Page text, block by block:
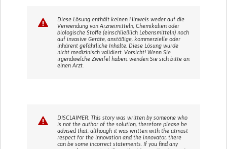
Diese Lösung enthält keinen Hinweis weder auf die
Verwendung von Arzneimitteln, Chemikalien oder
biologische Stoffe (einschließlich Lebensmitteln) noch
auf invasive Geräte, anstößige, kommerzielle oder
inhärent gefährliche Inhalte. Diese Lösung wurde
nicht medizinisch validiert. Vorsicht! Wenn Sie
irgendwelche Zweifel haben, wenden Sie sich bitte an
einen Arzt.
DISCLAIMER: This story was written by someone who
is not the author of the solution, therefore please be
advised that, although it was written with the utmost
respect for the innovation and the innovator, there
can be some incorrect statements. If you find any